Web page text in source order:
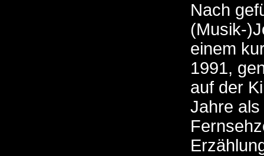
Nach
(Musik-
einem
1991,
auf der
Jahre